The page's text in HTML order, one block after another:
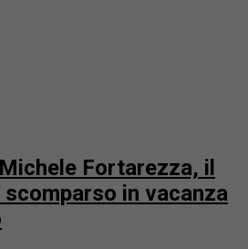
Fortarezza, il
in vacanza